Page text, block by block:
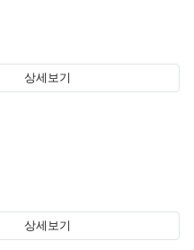
상세보기
상세보기